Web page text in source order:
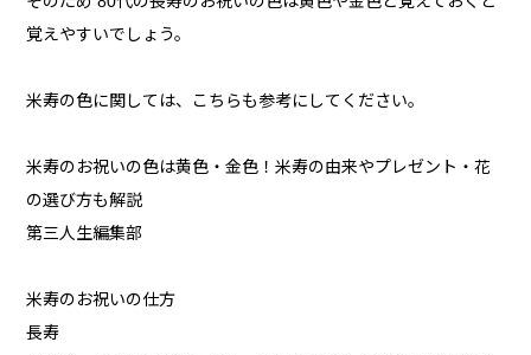
覚えやすいでしょう。
米寿の色に関しては、こちらも参考にしてください。
米寿のお祝いの色は黄色・金色！米寿の由来やプレゼント・花
の選び方も解説
第三人生編集部
米寿のお祝いの仕方
長寿